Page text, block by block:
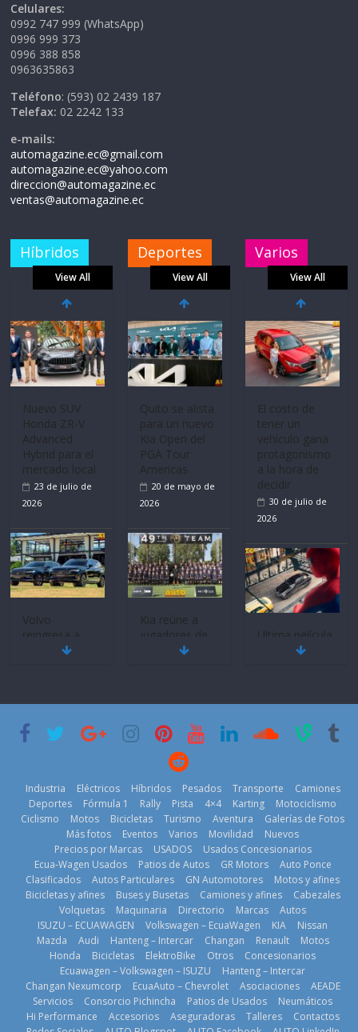
Celulares:
0992 747 999 (WhatsApp)
0996 999 373
0996 388 858
0963635863
Teléfono: (593) 02 2439 187
Telefax: 02 2242 133
e-mails:
automagazine.ec@gmail.com
automagazine.ec@yahoo.com
direccion@automagazine.ec
ventas@automagazine.ec
Híbridos
View All
Nuevo SUV
Honda ZR-V
Advanced
Hybrid para el
mercado local
Volvo
reingresa a
Ecuador de la
mano de
PHEV
Mercado
automotor
ecuatoriano
creció un 28%
en julio de
2026
4 de agosto de
Deportes
View All
La FEDAK
recibe 12
Sinotruk
Bolden para
de La Vuelta
31 de julio de
2026
Quito se alista
para un nuevo
Kia Open del
Americas
20 de mayo de
Kia reúne a
jugadores de
fútbol de todo
el mundo en
‘Kia OMBC
Cup’
6 de mayo de
2026
La Vuelta al
Ecuador 2026,
Varios
View All
El costo de
tener un
vehículo gana
protagonismo
a la hora de
decidir
Ultima película
‘Spider‑Man:
Brand New
BMW
29 de julio de
2026
¿Qué puede
pasar con tu
vehículo si
permanece
varios días sin
usar?
2026
Industria Eléctricos Híbridos Pesados Transporte
Camiones
Deportes
Fórmula 1 Rally Pista 4×4 Karting
Motociclismo
Ciclismo
Motos Bicicletas Turismo Aventura
Galerías de Fotos
Más fotos
Eventos Varios Movilidad
Nuevos
Precios por Marcas
USADOS
Usados Concesionarios
Ecua-Wagen Usados
Patios de Autos GR Motors
Auto Ponce
Clasificados
Autos Particulares GN Automotores
Motos y afines
Bicicletas y afines
Buses y Busetas Camiones y afines
Cabezales
Volquetas
Maquinaria Directorio Marcas
Autos
ISUZU – ECUAWAGEN
Volkswagen – EcuaWagen KIA
Nissan
Mazda
Audi Hanteng – Intercar Changan Renault
Motos
Honda
Bicicletas ElektroBike Otros
Concesionarios
Ecuawagen – Volkswagen – ISUZU
Hanteng – Intercar
Changan Nexumcorp
EcuaAuto – Chevrolet Asociaciones
AEADE
Servicios
Consorcio Pichincha Patios de Usados
Neumáticos
Hi Performance
Accesorios Aseguradoras Talleres
Contactos